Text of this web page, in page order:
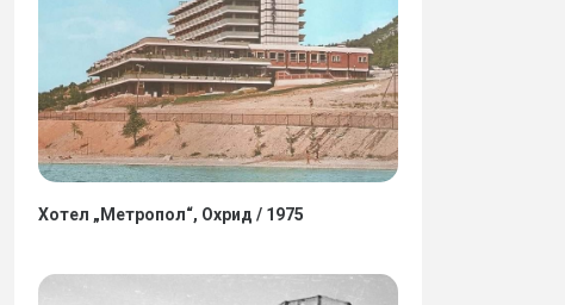
Хотел „Метропол“, Охрид / 1975